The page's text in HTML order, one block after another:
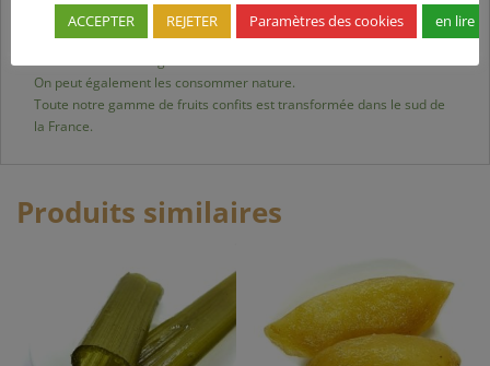
Ce procédé permet une longue conservation des fruits.
Entiers ou en tranches, on les utilise en pâtisserie pour la confection
On peut également les consommer nature.
Toute notre gamme de fruits confits est transformée dans le sud de
la France.
Produits similaires
ACCEPTER REJETER Paramètres des cookies en lire